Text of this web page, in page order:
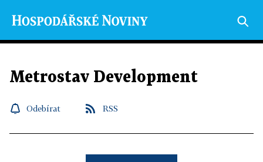
Metrostav Development
Odebírat RSS